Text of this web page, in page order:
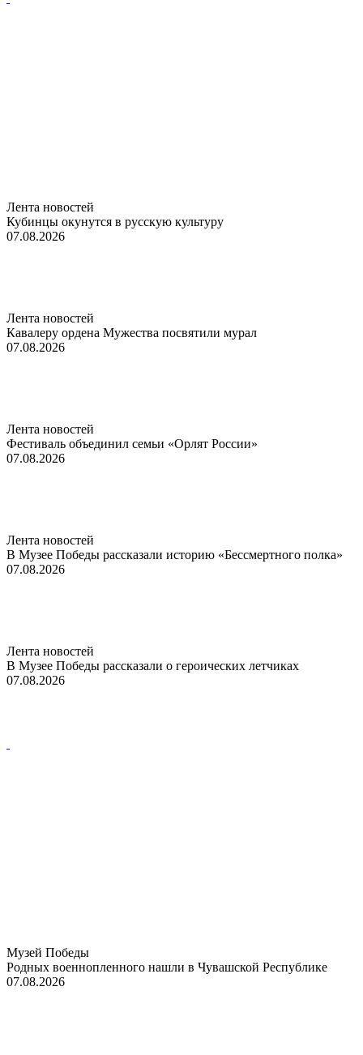
Лента новостей
Кубинцы окунутся в русскую культуру
07.08.2026
Лента новостей
Кавалеру ордена Мужества посвятили мурал
07.08.2026
Лента новостей
Фестиваль объединил семьи «Орлят России»
07.08.2026
Лента новостей
В Музее Победы рассказали историю «Бессмертного полка»
07.08.2026
Лента новостей
В Музее Победы рассказали о героических летчиках
07.08.2026
Музей Победы
Родных военнопленного нашли в Чувашской Республике
07.08.2026